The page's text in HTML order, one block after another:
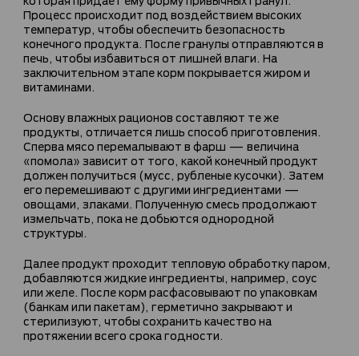
Процесс происходит под воздействием высоких
температур, чтобы обеспечить безопасность
конечного продукта. После гранулы отправляются в
печь, чтобы избавиться от лишней влаги. На
заключительном этапе корм покрывается жиром и
витаминами.
Основу влажных рационов составляют те же
продукты, отличается лишь способ приготовления.
Сперва мясо перемалывают в фарш — величина
«помола» зависит от того, какой конечный продукт
должен получиться (мусс, рубленые кусочки). Затем
его перемешивают с другими ингредиентами —
овощами, злаками. Полученную смесь продолжают
измельчать, пока не добьются однородной
структуры.
Далее продукт проходит тепловую обработку паром,
добавляются жидкие ингредиенты, например, соус
или желе. После корм расфасовывают по упаковкам
(банкам или пакетам), герметично закрывают и
стерилизуют, чтобы сохранить качество на
протяжении всего срока годности.